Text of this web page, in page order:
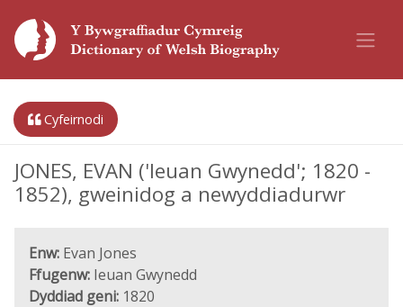
Cyfeirnodi
JONES, EVAN ('Ieuan Gwynedd'; 1820 -
1852), gweinidog a newyddiadurwr
Enw: Evan Jones
Ffugenw: Ieuan Gwynedd
Dyddiad geni: 1820